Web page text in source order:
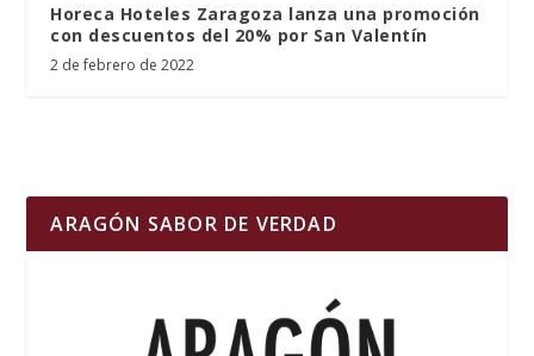
Horeca Hoteles Zaragoza lanza una promoción
con descuentos del 20% por San Valentín
2 de febrero de 2022
ARAGÓN SABOR DE VERDAD